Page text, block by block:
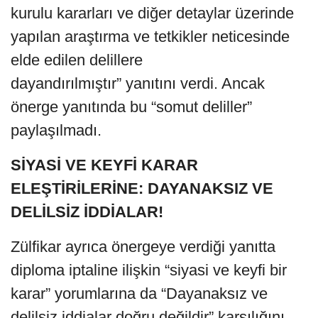
kurulu kararları ve diğer detaylar üzerinde
yapılan araştırma ve tetkikler neticesinde
elde edilen delillere
dayandırılmıştır” yanıtını verdi. Ancak
önerge yanıtında bu “somut deliller”
paylaşılmadı.
SİYASİ VE KEYFİ KARAR
ELEŞTİRİLERİNE: DAYANAKSIZ VE
DELİLSİZ İDDİALAR!
Zülfikar ayrıca önergeye verdiği yanıtta
diploma iptaline ilişkin “siyasi ve keyfi bir
karar” yorumlarına da “Dayanaksız ve